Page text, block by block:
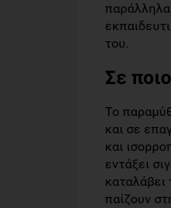
παράλληλα
του.
Σε
Το
και σε
και
εντάξει
καταλάβει
παίζουν